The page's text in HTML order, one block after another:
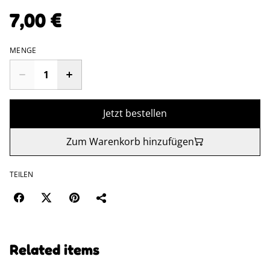
7,00 €
MENGE
Jetzt bestellen
Zum Warenkorb hinzufügen
TEILEN
Related items